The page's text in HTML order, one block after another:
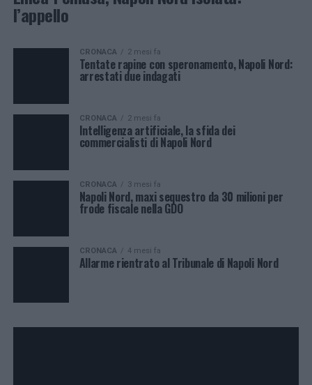
l’appello
CRONACA 2 mesi fa
Tentate rapine con speronamento, Napoli Nord:
arrestati due indagati
CRONACA 2 mesi fa
Intelligenza artificiale, la sfida dei
commercialisti di Napoli Nord
CRONACA 3 mesi fa
Napoli Nord, maxi sequestro da 30 milioni per
frode fiscale nella GDO
CRONACA 4 mesi fa
Allarme rientrato al Tribunale di Napoli Nord